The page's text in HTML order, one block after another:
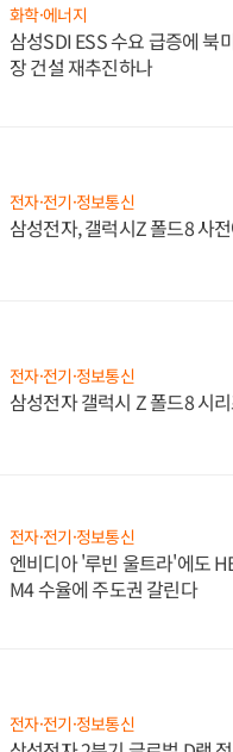
화학·에너지
삼성SDI ESS 수요 급증에 북
장 건설 재추진하나
전자·전기·정보통신
삼성전자, 갤럭시Z 폴드8 사
전자·전기·정보통신
삼성전자 갤럭시 Z 폴드8 시
전자·전기·정보통신
엔비디아 '루빈 울트라'에도
M4 수율에 주도권 갈린다
전자·전기·정보통신